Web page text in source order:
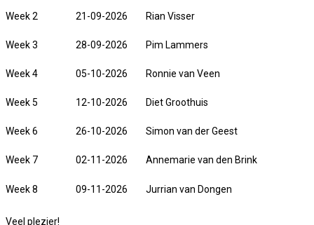
Week 2 21-09-2026 Rian Visser
Week 3 28-09-2026 Pim Lammers
Week 4 05-10-2026 Ronnie van Veen
Week 5 12-10-2026 Diet Groothuis
Week 6 26-10-2026 Simon van der Geest
Week 7 02-11-2026 Annemarie van den Brink
Week 8 09-11-2026 Jurrian van Dongen
Veel plezier!